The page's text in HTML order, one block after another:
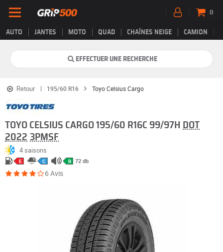
AUTO JANTES MOTO QUAD CHAÎNES NEIGE CAMION
0
EFFECTUER UNE RECHERCHE
Retour 195/60 R16 Toyo Celsius Cargo
TOYO CELSIUS CARGO 195/60 R16C 99/97H DOT
2022 3PMSF
4 saisons
E C B 72 db
6 Avis